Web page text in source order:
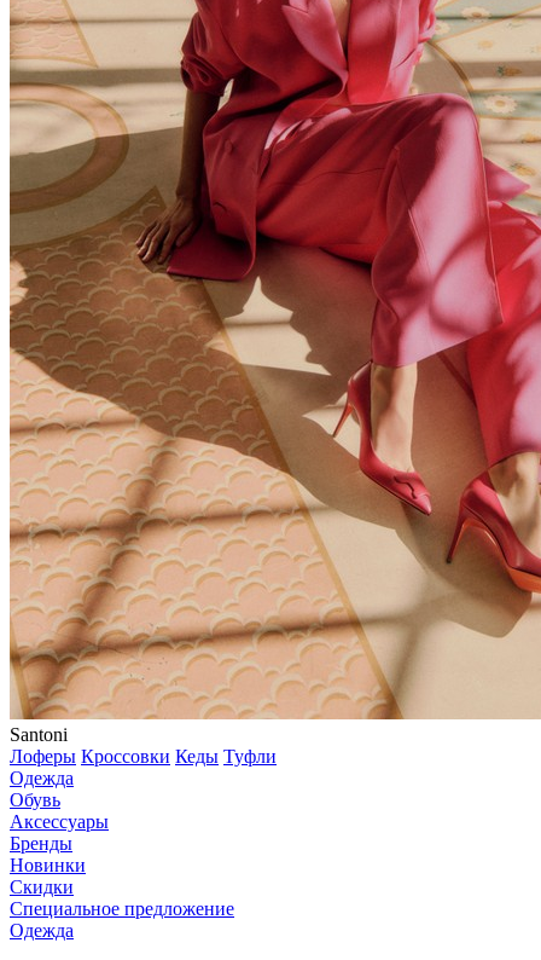
Santoni
Лоферы Кроссовки Кеды Туфли
Одежда
Обувь
Аксессуары
Бренды
Новинки
Скидки
Специальное предложение
Одежда